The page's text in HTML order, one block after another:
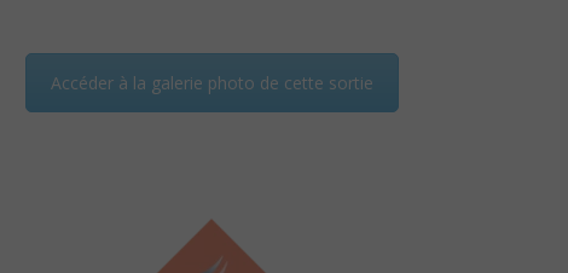
Accéder à la galerie photo de cette sortie